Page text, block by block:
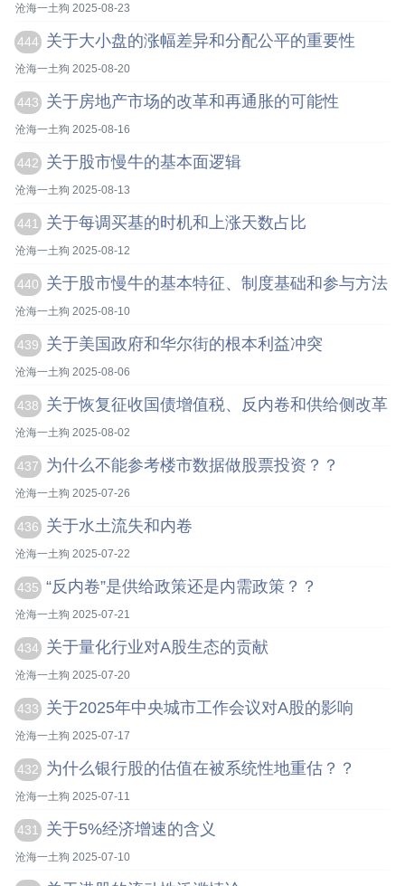
沧海一土狗 2025-08-23
444 关于大小盘的涨幅差异和分配公平的重要性
沧海一土狗 2025-08-20
443 关于房地产市场的改革和再通胀的可能性
沧海一土狗 2025-08-16
442 关于股市慢牛的基本面逻辑
沧海一土狗 2025-08-13
441 关于每调买基的时机和上涨天数占比
沧海一土狗 2025-08-12
440 关于股市慢牛的基本特征、制度基础和参与方法
沧海一土狗 2025-08-10
439 关于美国政府和华尔街的根本利益冲突
沧海一土狗 2025-08-06
438 关于恢复征收国债增值税、反内卷和供给侧改革
沧海一土狗 2025-08-02
437 为什么不能参考楼市数据做股票投资？？
沧海一土狗 2025-07-26
436 关于水土流失和内卷
沧海一土狗 2025-07-22
435 “反内卷”是供给政策还是内需政策？？
沧海一土狗 2025-07-21
434 关于量化行业对A股生态的贡献
沧海一土狗 2025-07-20
433 关于2025年中央城市工作会议对A股的影响
沧海一土狗 2025-07-17
432 为什么银行股的估值在被系统性地重估？？
沧海一土狗 2025-07-11
431 关于5%经济增速的含义
沧海一土狗 2025-07-10